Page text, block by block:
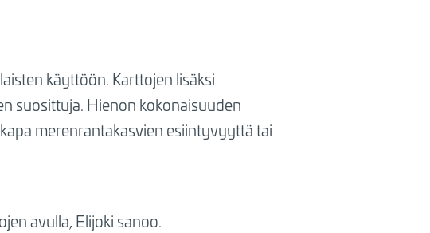
käyttöön. Karttojen lisäksi
suosittuja. Hienon kokonaisuuden
merenrantakasvien esiintyvyyttä tai
avulla, Elijoki sanoo.